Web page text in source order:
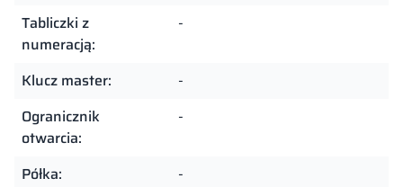
Tabliczki z
numeracją:
-
Klucz master:
-
Ogranicznik
otwarcia:
-
Półka:
-